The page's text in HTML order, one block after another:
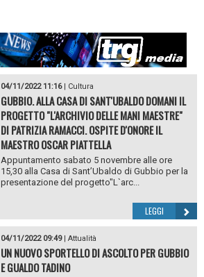
04/11/2022 11:16| Cultura
GUBBIO. ALLA CASA DI SANT'UBALDO DOMANI IL
PROGETTO "L'ARCHIVIO DELLE MANI MAESTRE"
DI PATRIZIA RAMACCI. OSPITE D'ONORE IL
MAESTRO OSCAR PIATTELLA
Appuntamento sabato 5 novembre alle ore
15,30 alla Casa di Sant’Ubaldo di Gubbio per la
presentazione del progetto"L`arc...
LEGGI
04/11/2022 09:49| Attualità
UN NUOVO SPORTELLO DI ASCOLTO PER GUBBIO
E GUALDO TADINO